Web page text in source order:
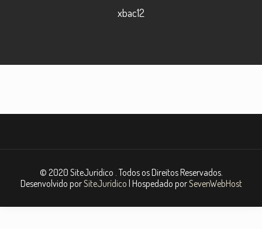
xbac12
© 2020 SiteJurídico . Todos os Direitos Reservados.
Desenvolvido porSiteJurídico | Hospedado porSevenWebHost